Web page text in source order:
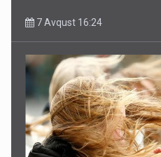
7 Avqust 16:24